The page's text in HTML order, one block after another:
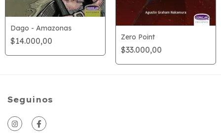
Dago - Amazonas
$14.000,00 Zero Point
$33.000,00
Seguinos